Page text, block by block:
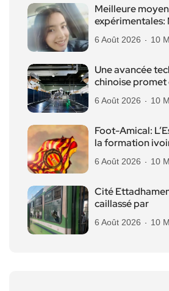
Meilleure
expérimentales:
6 Août 2026 10
Une avancée
chinoise
6 Août 2026 10
Foot-Amical:
la formation
6 Août 2026 10
Cité
caillassé par
6 Août 2026 10